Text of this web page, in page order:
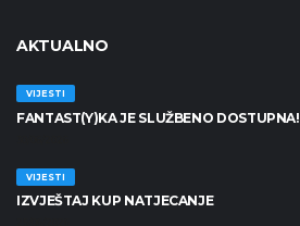
AKTUALNO
VIJESTI
FANTAST(Y)KA JE SLUŽBENO DOSTUPNA!
VIJESTI
IZVJEŠTAJ KUP NATJECANJE